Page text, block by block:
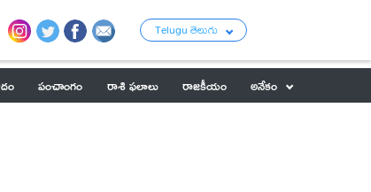
Telugu తెలుగు
పంచాంగం రాశి ఫలాలు రాజకీయం
అనేకం